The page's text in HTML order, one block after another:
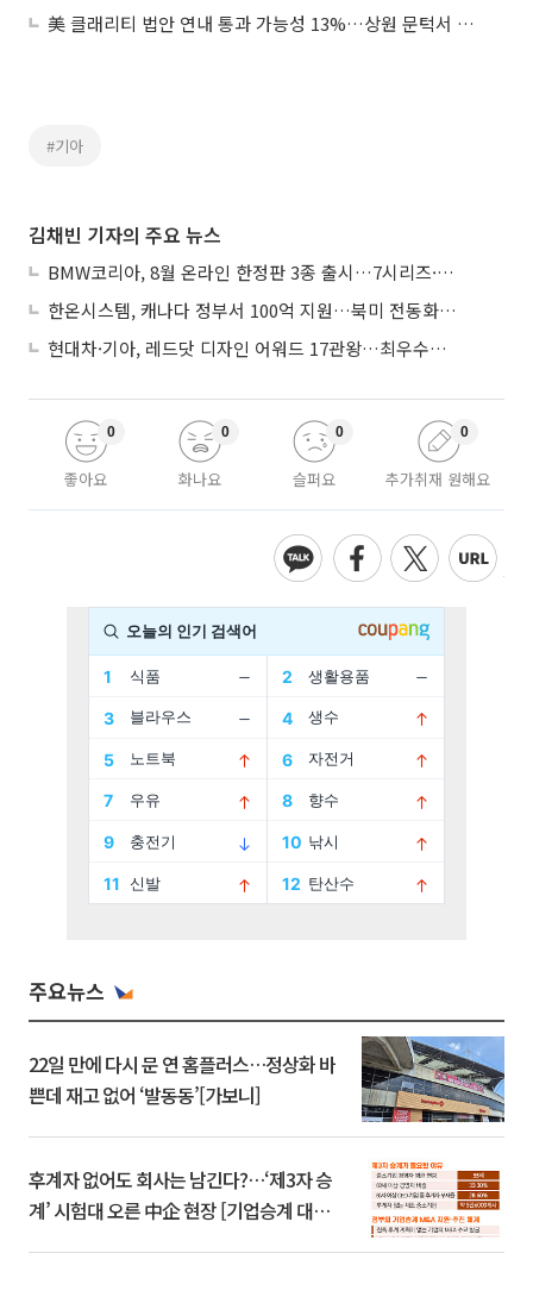
美 클래리티 법안 연내 통과 가능성 13%…상원 문턱서 제동
#기아
김채빈 기자의 주요 뉴스
BMW코리아, 8월 온라인 한정판 3종 출시…7시리즈·X7·M340i 투어링
한온시스템, 캐나다 정부서 100억 지원…북미 전동화 시장 가속
현대차·기아, 레드닷 디자인 어워드 17관왕…최우수상 2개 수상
좋아요
0
화나요
0
슬퍼요
0
추가취재 원해요
0
주요뉴스
22일 만에 다시 문 연 홈플러스…정상화 바
쁜데 재고 없어 ‘발동동’[가보니]
후계자 없어도 회사는 남긴다?…‘제3자 승
계’ 시험대 오른 中企 현장 [기업승계 대전